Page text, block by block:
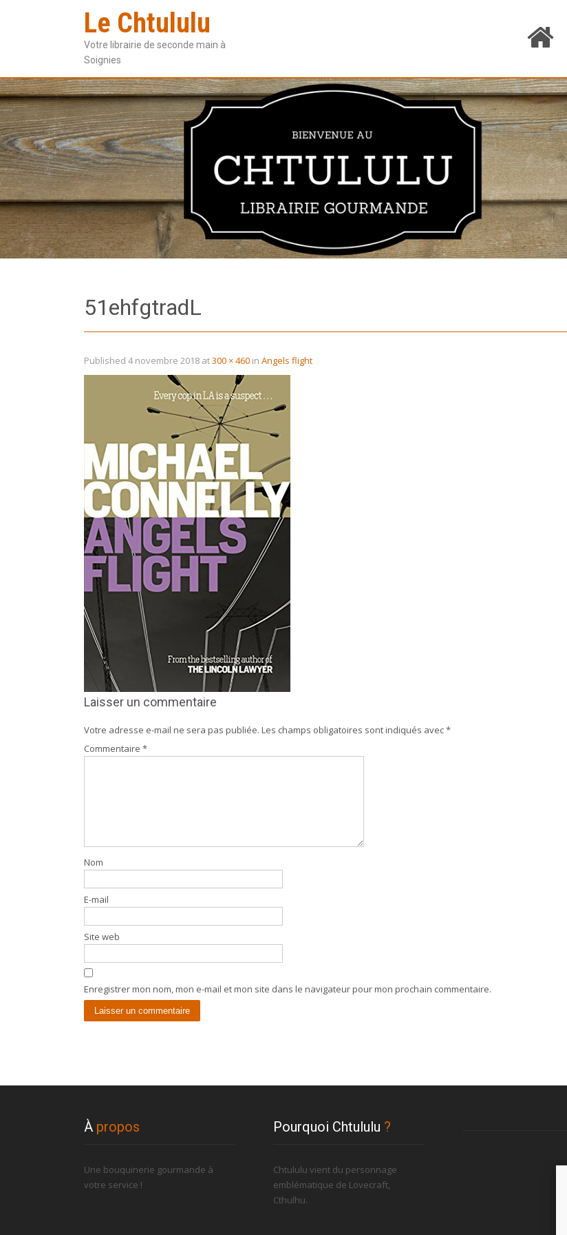
Le Chtululu
Votre librairie de seconde main à
Soignies
51ehfgtradL
Published 4 novembre 2018 at300 × 460 in Angels flight
Laisser un commentaire
Votre adresse e-mail ne sera pas publiée. Les champs obligatoires sont indiqués avec*
Commentaire *
Nom
E-mail
Site web
Enregistrer mon nom, mon e-mail et mon site dans le navigateur pour mon prochain commentaire.
À propos
Une bouquinerie gourmande à
votre service !
Pourquoi Chtululu ?
Chtululu vient du personnage
emblématique de Lovecraft,
Cthulhu.